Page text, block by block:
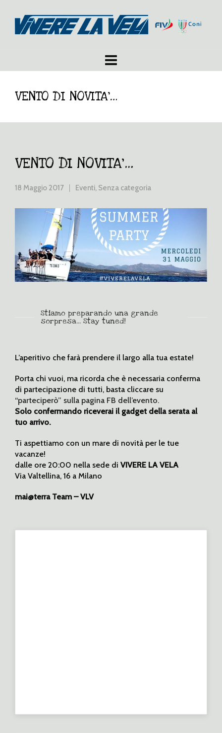
VENTO DI NOVITA’…
VENTO DI NOVITA’…
18 Maggio 2017 Eventi, Senza categoria
Stiamo preparando una grande
sorpresa... Stay tuned!
L’aperitivo che farà prendere il largo alla tua estate!
Porta chi vuoi, ma ricorda che è necessaria conferma
di partecipazione di tutti, basta cliccare su
“parteciperò” sulla pagina FB dell’evento.
Solo confermando riceverai il gadget della serata al
tuo arrivo.
Ti aspettiamo con un mare di novità per le tue
vacanze!
dalle ore 20:00 nella sede di VIVERE LA VELA
Via Valtellina, 16 a Milano
mai@terra Team – VLV